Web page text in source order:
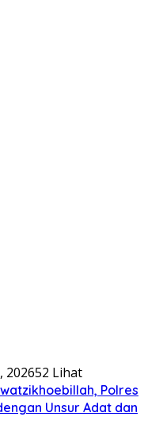
202652 Lihat
Polres
Unsur Adat dan